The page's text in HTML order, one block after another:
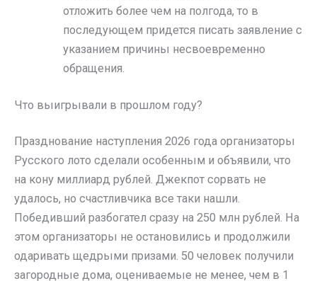
отложить более чем на полгода, то в
последующем придется писать заявление с
указанием причины несвоевременно
обращения.
Что выигрывали в прошлом году?
Празднование наступления 2026 года организаторы
Русского лото сделали особенным и объявили, что
на кону миллиард рублей. Джекпот сорвать не
удалось, но счастливчика все таки нашли.
Победивший разбогател сразу на 250 млн рублей. На
этом организаторы не остановились и продолжили
одаривать щедрыми призами. 50 человек получили
загородные дома, оцениваемые не менее, чем в 1